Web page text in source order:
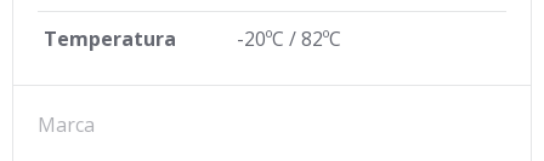
Temperatura -20ºC / 82ºC
Marca